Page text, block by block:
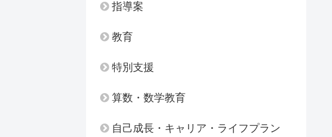
指導案
教育
特別支援
算数・数学教育
自己成長・キャリア・ライフプラン